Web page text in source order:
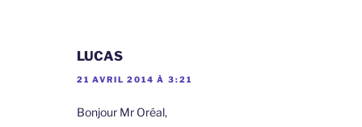
LUCAS
21 AVRIL 2014 À 3:21
Bonjour Mr Oréal,